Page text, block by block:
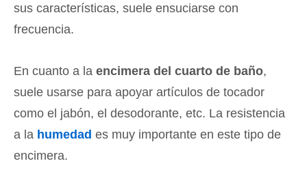
sus características, suele ensuciarse con
frecuencia.
En cuanto a la encimera del cuarto de baño,
suele usarse para apoyar artículos de tocador
como el jabón, el desodorante, etc. La resistencia
a la humedad es muy importante en este tipo de
encimera.